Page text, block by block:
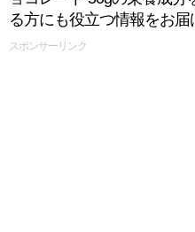
る方にも役立つ情報をお届
スポンサーリンク